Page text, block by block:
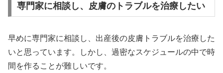
専門家に相談し、皮膚のトラブルを治療したい
早めに専門家に相談し、出産後の皮膚トラブルを治療した
いと思っています。しかし、過密なスケジュールの中で時
間を作ることが難しいです。